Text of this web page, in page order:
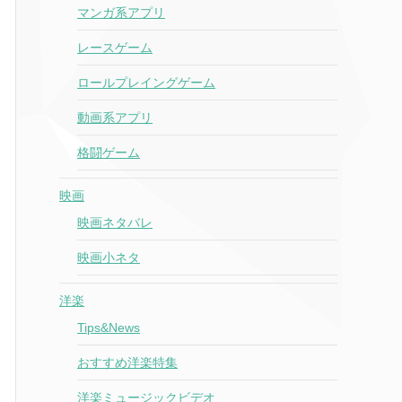
マンガ系アプリ
レースゲーム
ロールプレイングゲーム
動画系アプリ
格闘ゲーム
映画
映画ネタバレ
映画小ネタ
洋楽
Tips&News
おすすめ洋楽特集
洋楽ミュージックビデオ